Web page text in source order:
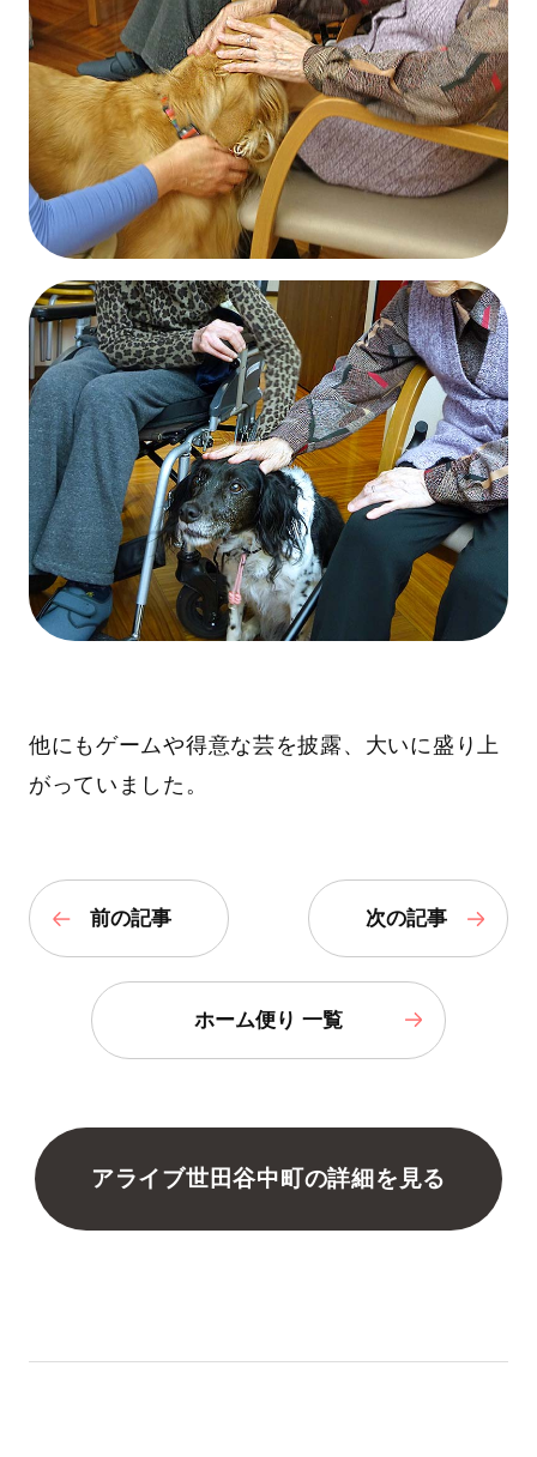
他にもゲームや得意な芸を披露、大いに盛り上
がっていました。
前の記事 次の記事
ホーム便り 一覧
アライブ世田谷中町の詳細を見る